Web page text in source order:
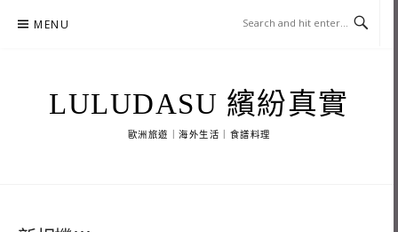
MENU
LULUDASU 繽紛真實
歐洲旅遊｜海外生活｜食譜料理